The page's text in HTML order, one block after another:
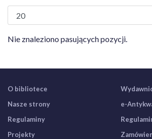
Nie znaleziono pasujących pozycji.
O bibliotece
Nasze strony
Regulaminy
Projekty
e-